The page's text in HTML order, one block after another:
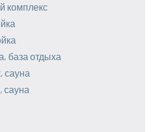
комплекс
база отдыха
сауна
сауна